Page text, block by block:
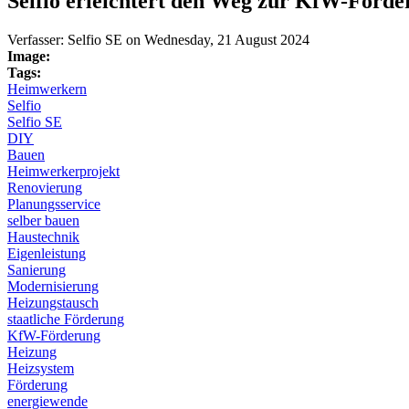
Verfasser: Selfio SE on Wednesday, 21 August 2024
Image:
Tags:
Heimwerkern
Selfio
Selfio SE
DIY
Bauen
Heimwerkerprojekt
Renovierung
Planungsservice
selber bauen
Haustechnik
Eigenleistung
Sanierung
Modernisierung
Heizungstausch
staatliche Förderung
KfW-Förderung
Heizung
Heizsystem
Förderung
energiewende